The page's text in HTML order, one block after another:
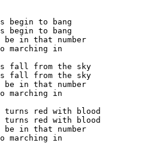
begin to bang
begin to bang
be in that number
marching in
fall from the sky
fall from the sky
be in that number
marching in
turns red with blood
turns red with blood
be in that number
marching in